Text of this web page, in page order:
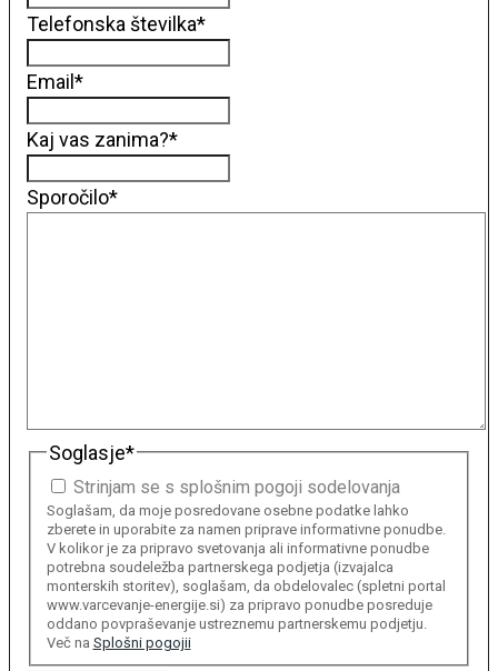
Telefonska številka*
Email*
Kaj vas zanima?*
Sporočilo*
Soglasje*
Strinjam se s splošnim pogoji sodelovanja
Soglašam, da moje posredovane osebne podatke lahko
zberete in uporabite za namen priprave informativne ponudbe.
V kolikor je za pripravo svetovanja ali informativne ponudbe
potrebna soudeležba partnerskega podjetja (izvajalca
monterskih storitev), soglašam, da obdelovalec (spletni portal
www.varcevanje-energije.si) za pripravo ponudbe posreduje
oddano povpraševanje ustreznemu partnerskemu podjetju.
Več na Splošni pogojii